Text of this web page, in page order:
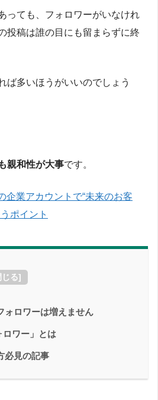
っても、フォロワーがいなけれ
投稿は誰の目にも留まらずに終
ば多いほうがいいのでしょう
親和性が大事です。
企業アカウントで“未来のお客
ポイント
る]
ォロワーは増えません
ロワー」とは
必見の記事